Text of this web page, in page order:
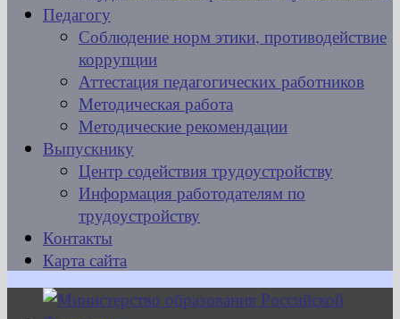
Педагогу
Соблюдение норм этики, противодействие
коррупции
Аттестация педагогических работников
Методическая работа
Методические рекомендации
Выпускнику
Центр содействия трудоустройству
Информация работодателям по
трудоустройству
Контакты
Карта сайта